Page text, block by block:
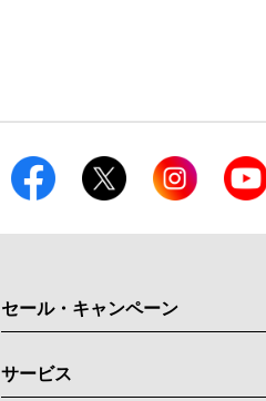
セール・キャンペーン
サービス